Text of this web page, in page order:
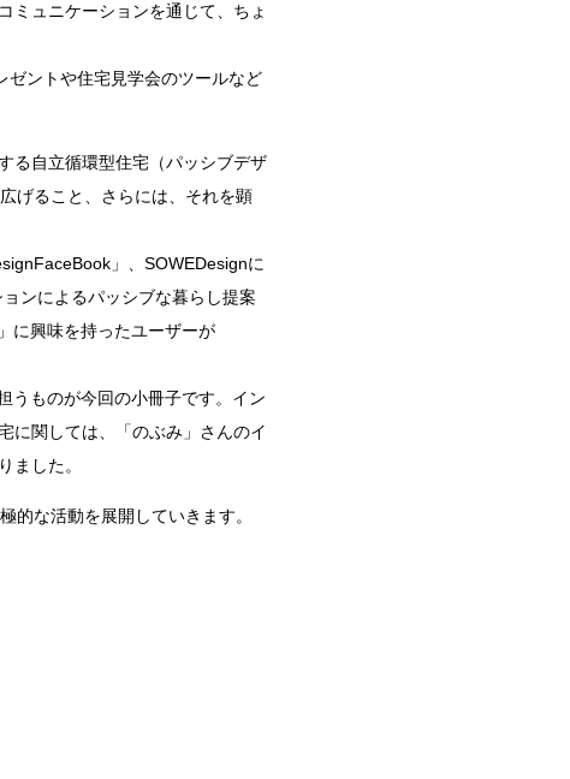
ミュニケーションを通じて、ちょ
ゼントや住宅見学会のツールなど
る自立循環型住宅（パッシブデザ
げること、さらには、それを顕
」、SOWEDesignに
ンによるパッシブな暮らし提案
に興味を持ったユーザーが
うものが今回の小冊子です。イン
に関しては、「のぶみ」さんのイ
ました。
的な活動を展開していきます。